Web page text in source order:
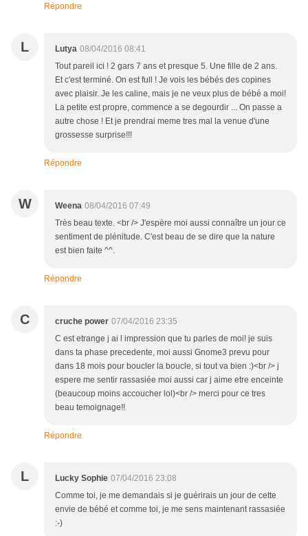
Répondre
L Lutya 08/04/2016 08:41
Tout pareil ici ! 2 gars 7 ans et presque 5. Une fille de 2 ans.
Et c'est terminé. On est full ! Je vois les bébés des copines
avec plaisir. Je les caline, mais je ne veux plus de bébé a moi!
La petite est propre, commence a se degourdir ... On passe a
autre chose ! Et je prendrai meme tres mal la venue d'une
grossesse surprise!!!
Répondre
W Weena 08/04/2016 07:49
Très beau texte. <br /> J'espère moi aussi connaître un jour ce
sentiment de plénitude. C'est beau de se dire que la nature
est bien faite ^^.
Répondre
C cruche power 07/04/2016 23:35
C est etrange j ai l impression que tu parles de moi! je suis
dans ta phase precedente, moi aussi Gnome3 prevu pour
dans 18 mois pour boucler la boucle, si tout va bien :)<br /> j
espere me sentir rassasiée moi aussi car j aime etre enceinte
(beaucoup moins accoucher lol)<br /> merci pour ce tres
beau temoignage!!
Répondre
L Lucky Sophie 07/04/2016 23:08
Comme toi, je me demandais si je guérirais un jour de cette
envie de bébé et comme toi, je me sens maintenant rassasiée
:-)